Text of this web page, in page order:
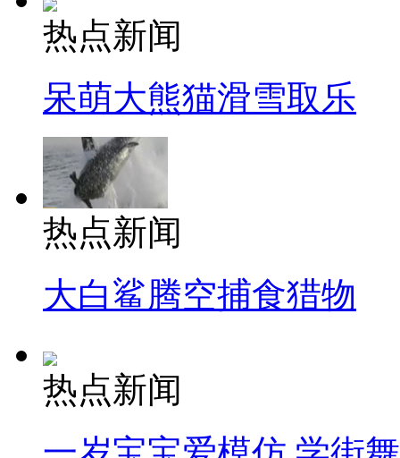
热点新闻
呆萌大熊猫滑雪取乐
热点新闻
大白鲨腾空捕食猎物
热点新闻